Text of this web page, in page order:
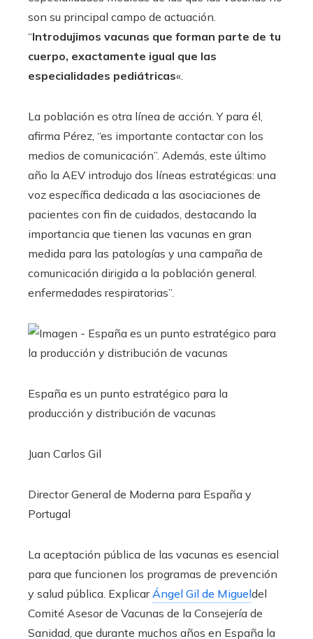
son su principal campo de actuación.
“Introdujimos vacunas que forman parte de tu
cuerpo, exactamente igual que las
especialidades pediátricas«.
La población es otra línea de acción. Y para él,
afirma Pérez, “es importante contactar con los
medios de comunicación”. Además, este último
año la AEV introdujo dos líneas estratégicas: una
voz específica dedicada a las asociaciones de
pacientes con fin de cuidados, destacando la
importancia que tienen las vacunas en gran
medida para las patologías y una campaña de
comunicación dirigida a la población general.
enfermedades respiratorias”.
España es un punto estratégico para la
producción y distribución de vacunas
Juan Carlos Gil
Director General de Moderna para España y
Portugal
La aceptación pública de las vacunas es esencial
para que funcionen los programas de prevención
y salud pública. ExplicarÁngel Gil de Migueldel
Comité Asesor de Vacunas de la Consejería de
Sanidad, que durante muchos años en España la